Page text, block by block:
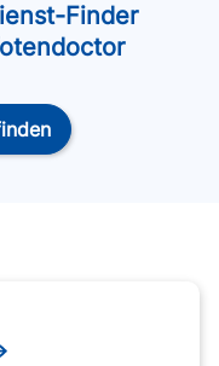
Finder